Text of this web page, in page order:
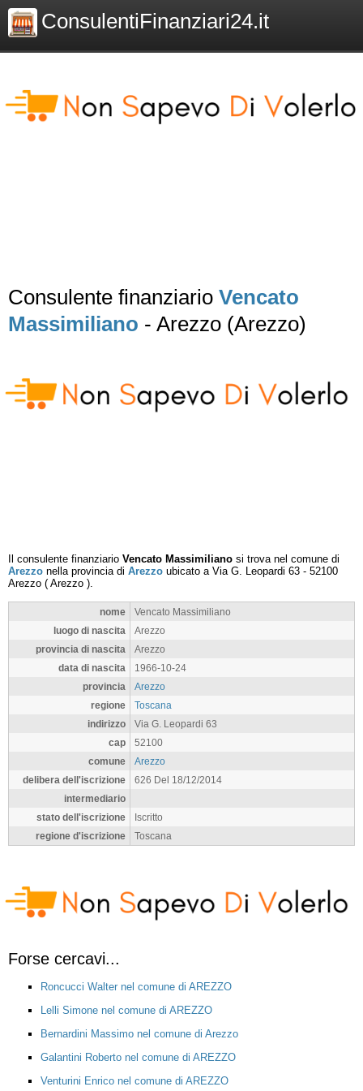
ConsulentiFinanziari24.it
Consulente finanziario Vencato
Massimiliano - Arezzo (Arezzo)
Il consulente finanziario Vencato Massimiliano si trova nel comune di
Arezzo nella provincia di Arezzo ubicato a Via G. Leopardi 63 - 52100
Arezzo ( Arezzo ).
nome
Vencato Massimiliano
luogo di nascita
Arezzo
provincia di nascita
Arezzo
data di nascita
1966-10-24
provincia
Arezzo
regione
Toscana
indirizzo
Via G. Leopardi 63
cap
52100
comune
Arezzo
delibera dell'iscrizione
626 Del 18/12/2014
intermediario
stato dell'iscrizione
Iscritto
regione d'iscrizione
Toscana
Forse cercavi...
Roncucci Walter nel comune di AREZZO
Lelli Simone nel comune di AREZZO
Bernardini Massimo nel comune di Arezzo
Galantini Roberto nel comune di AREZZO
Venturini Enrico nel comune di AREZZO